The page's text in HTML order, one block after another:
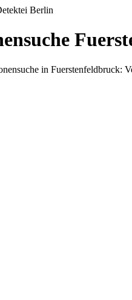
Berlin
in Fuerstenfeldbruck: